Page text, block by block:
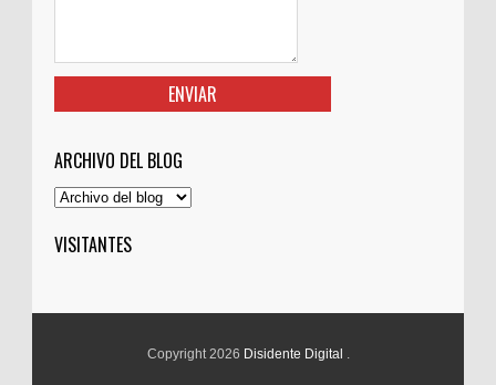
ARCHIVO DEL BLOG
VISITANTES
Copyright 2026 Disidente Digital .